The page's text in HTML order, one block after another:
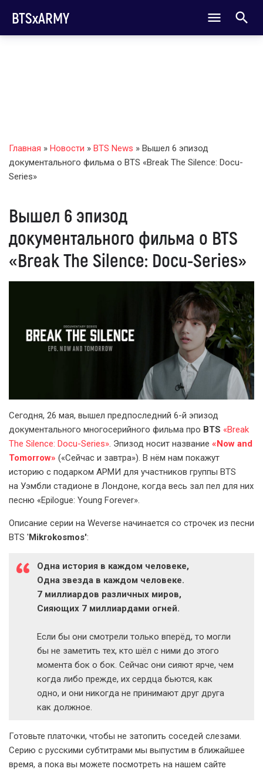
BTSxARMY
Главная » Новости » BTS News » Вышел 6 эпизод
документального фильма о BTS «Break The Silence: Docu-
Series»
Вышел 6 эпизод
документального фильма о BTS
«Break The Silence: Docu-Series»
Сегодня, 26 мая, вышел предпоследний 6-й эпизод
документального многосерийного фильма про BTS «Break
The Silence: Docu-Series». Эпизод носит название «Now and
Tomorrow» («Сейчас и завтра»). В нём нам покажут
историю с подарком АРМИ для участников группы BTS
на Уэмбли стадионе в Лондоне, когда весь зал пел для них
песню «Epilogue: Young Forever».
Описание серии на Weverse начинается со строчек из песни
BTS 'Mikrokosmos':
Одна история в каждом человеке,
Одна звезда в каждом человеке.
7 миллиардов различных миров,
Сияющих 7 миллиардами огней.
Если бы они смотрели только вперёд, то могли
бы не заметить тех, кто шёл с ними до этого
момента бок о бок. Сейчас они сияют ярче, чем
когда либо прежде, их сердца бьются, как
одно, и они никогда не принимают друг друга
как должное.
Готовьте платочки, чтобы не затопить соседей слезами.
Серию с русскими субтитрами мы выпустим в ближайшее
время, а пока вы можете посмотреть на нашем сайте